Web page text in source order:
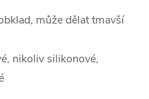
může dělat tmavší
nikoliv silikonové,